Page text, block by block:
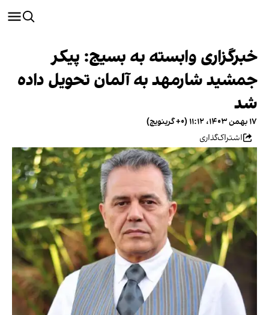
خبرگزاری وابسته به بسیج: پیکر
جمشید شارمهد به آلمان تحویل داده
شد
۱۷ بهمن ۱۴۰۳، ۱۱:۱۲ (‎+۰ گرینویچ)
اشتراک‌گذاری